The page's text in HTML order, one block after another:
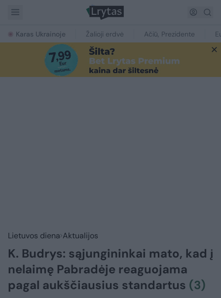
Karas Ukrainoje Žalioji erdvė Ačiū, Prezidente
Lietuvos diena Aktualijos
K. Budrys: sąjungininkai mato, kad į
nelaimę Pabradėje reaguojama
pagal aukščiausius standartus (3)